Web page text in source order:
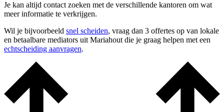
Je kan altijd contact zoeken met de verschillende kantoren om wat
meer informatie te verkrijgen.
Wil je bijvoorbeeld snel scheiden, vraag dan 3 offertes op van lokale
en betaalbare mediators uit Mariahout die je graag helpen met een
echtscheiding aanvragen.